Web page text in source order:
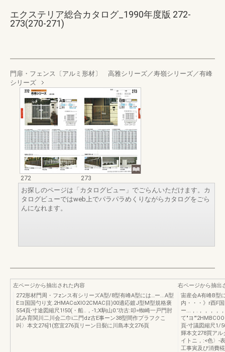
エクステリア総合カタログ_1990年度版 272-
273(270-271)
門扉・フェンス〔アルミ形材〕 高雅シリーズ／寿嶺シリーズ／有峰
シリーズ
272
273
お探しのページは「カタログビュー」でごらんいただけます。カ
タログビューではweb上でパラパラめくりながらカタログをごら
んになれます。
左ページから抽出された内容
272形材門周・フzンス有シリーズA型/8型有峰A型には…ー...A型
Eヨ国国勺り支.2HMACαXlO2CMAC目)00適応鍍J型M型規格褒
554頁-寸途図縮尺1!50(・船..，-1;X駒山0.'功古:叩=蜘崎一戸門肘
試み育関川二川会二巾i二門dz古E事ーン38型間作プラフクこ
叫〉本文276]1(窓宜276頁リーン日裂に川島本文276頁
右ページから抽出
宙産会A有峰B型
内・・・》r酉F
ー...，.，，，，
て"ヨ
頁-寸議図縮尺1/
輝本文278買アル
イトニ，:<色〉-
工事寅及び消費